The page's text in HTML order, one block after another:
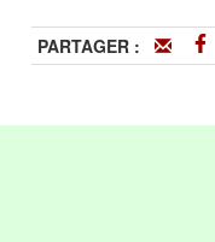
PARTAGER :